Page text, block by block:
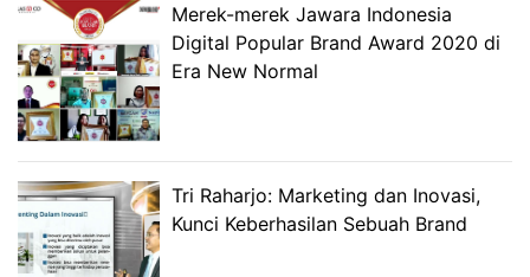
Merek-merek Jawara Indonesia
Digital Popular Brand Award 2020 di
Era New Normal
Tri Raharjo: Marketing dan Inovasi,
Kunci Keberhasilan Sebuah Brand